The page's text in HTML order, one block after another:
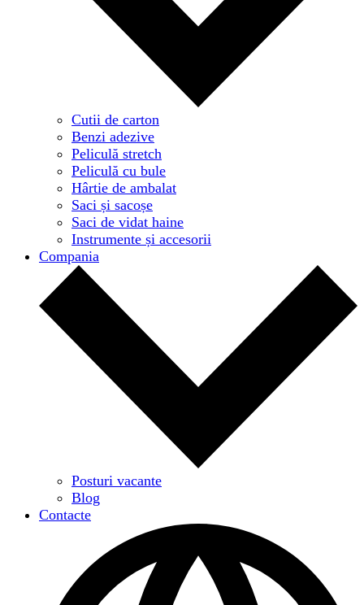
Cutii de carton
Benzi adezive
Peliculă stretch
Peliculă cu bule
Hârtie de ambalat
Saci și sacoșe
Saci de vidat haine
Instrumente și accesorii
Compania
Posturi vacante
Blog
Contacte